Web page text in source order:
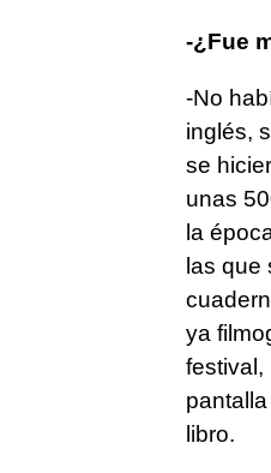
-¿Fue
-No
inglés,
se
unas
la
las que
ya
festival,
libro.